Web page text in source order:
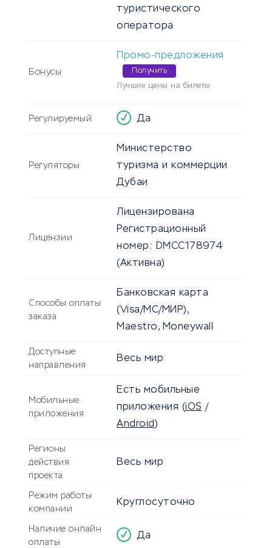
туристического
оператора
Бонусы
Промо-предложения
Получить
Лучшие цены на билеты
Регулируемый Да
Регуляторы
Министерство
туризма и коммерции
Дубаи
Лицензии
Лицензирована
Регистрационный
номер: DMCC178974
(Активна)
Способы оплаты
заказа
Банковская карта
(Visa/MC/МИР),
Maestro, Moneywall
Доступные
направления
Весь мир
Мобильные
приложения
Есть мобильные
приложения (iOS /
Android)
Регионы
действия
проекта
Весь мир
Режим работы
компании
Круглосуточно
Наличие онлайн
оплаты
Да